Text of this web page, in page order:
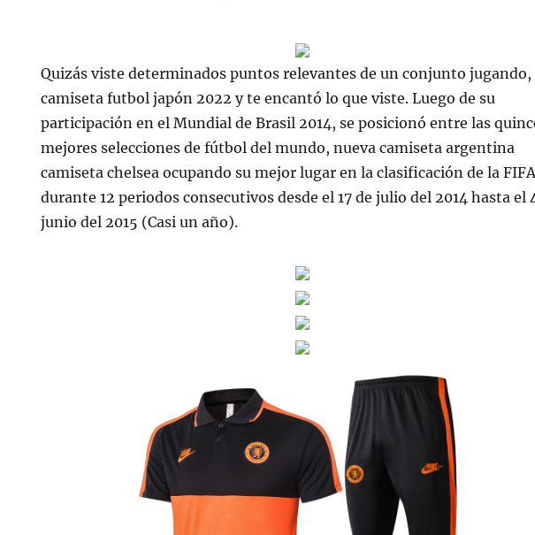
Quizás viste determinados puntos relevantes de un conjunto jugando,
camiseta futbol japón 2022 y te encantó lo que viste. Luego de su
participación en el Mundial de Brasil 2014, se posicionó entre las
mejores selecciones de fútbol del mundo, nueva camiseta argentina
camiseta chelsea ocupando su mejor lugar en la clasificación de la
durante 12 periodos consecutivos desde el 17 de julio del 2014 hasta el
junio del 2015 (Casi un año).